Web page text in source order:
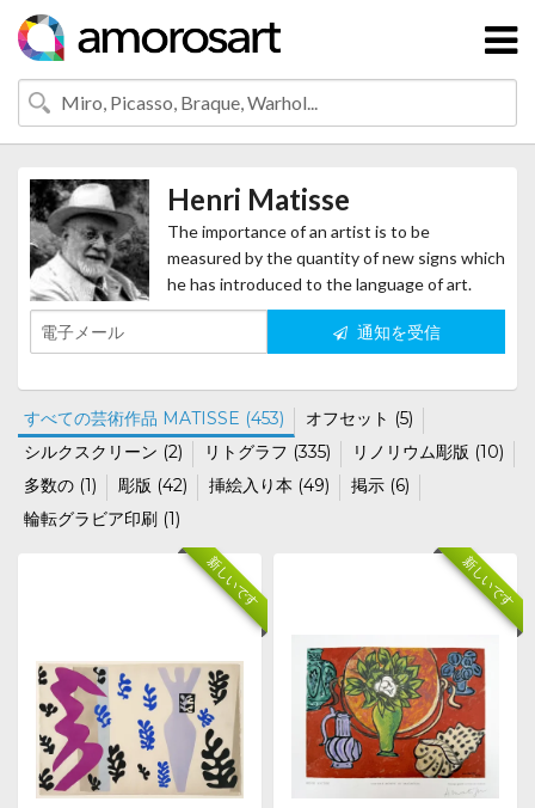
Henri Matisse
The importance of an artist is to be
measured by the quantity of new signs which
he has introduced to the language of art.
通知を受信
すべての芸術作品 MATISSE (453)
オフセット (5)
シルクスクリーン (2)
リトグラフ (335)
リノリウム彫版 (10)
多数の (1)
彫版 (42) 挿絵入り本 (49)
掲示 (6)
輪転グラビア印刷 (1)
新しいです 新しいです